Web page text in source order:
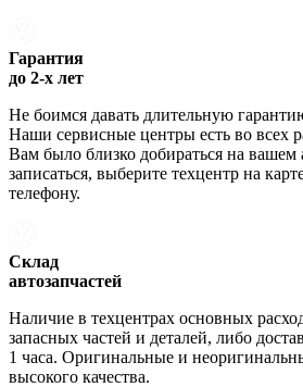
Гарантия
до 2-х лет
Не боимся давать длительную
Наши сервисные центры есть во всех
Вам было близко добираться на
записаться, выберите техцентр на
телефону.
Склад
автозапчастей
Наличие в техцентрах основных
запасных частей и деталей, либо
1 часа. Оригинальные и
высокого качества.